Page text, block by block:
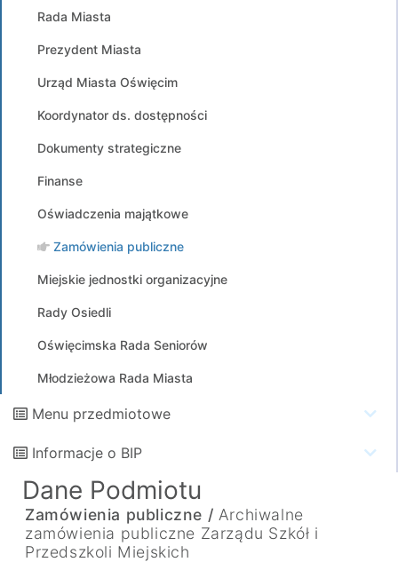
Rada Miasta
Prezydent Miasta
Urząd Miasta Oświęcim
Koordynator ds. dostępności
Dokumenty strategiczne
Finanse
Oświadczenia majątkowe
Zamówienia publiczne
Miejskie jednostki organizacyjne
Rady Osiedli
Oświęcimska Rada Seniorów
Młodzieżowa Rada Miasta
Menu przedmiotowe
Informacje o BIP
Dane Podmiotu
Zamówienia publiczne / Archiwalne
zamówienia publiczne Zarządu Szkół i
Przedszkoli Miejskich